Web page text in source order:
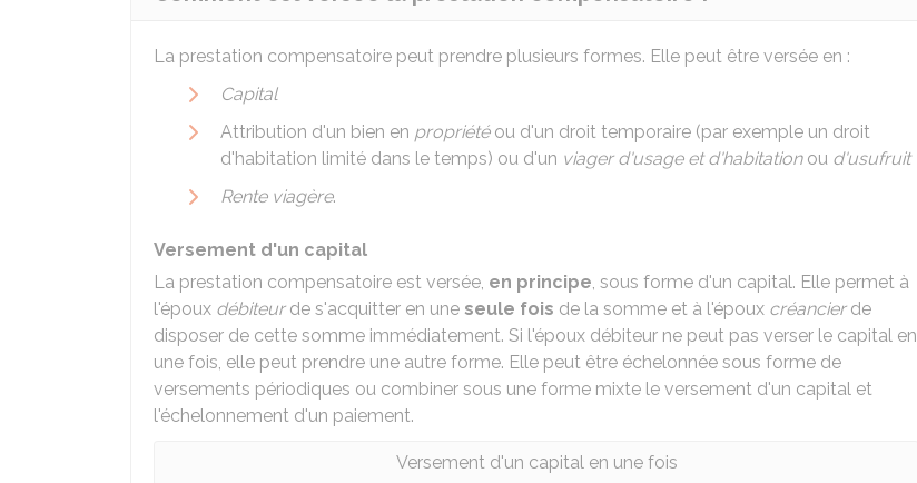
La prestation compensatoire peut prendre plusieurs formes. Elle peut être versée en :
Capital
Attribution d'un bien en propriétéou d'un droit temporaire (par exemple un droit
d'habitation limité dans le temps) ou d'un viager d'usage et d'habitationou d'usufruit
Rente viagère.
Versement d'un capital
La prestation compensatoire est versée, en principe, sous forme d'un capital. Elle permet à
l'époux débiteurde s'acquitter en une seule fois de la somme et à l'époux créancierde
disposer de cette somme immédiatement. Si l'époux débiteur ne peut pas verser le capital en
une fois, elle peut prendre une autre forme. Elle peut être échelonnée sous forme de
versements périodiques ou combiner sous une forme mixte le versement d'un capital et
l'échelonnement d'un paiement.
Versement d'un capital en une fois